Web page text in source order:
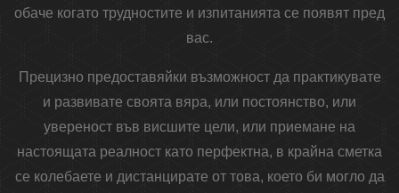
обаче когато трудностите и изпитанията се появят пред
вас.
Прецизно предоставяйки възможност да практикувате
и развивате своята вяра, или постоянство, или
увереност във висшите цели, или приемане на
настоящата реалност като перфектна, в крайна сметка
се колебаете и дистанцирате от това, което би могло да